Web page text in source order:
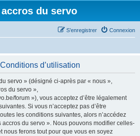
accros du servo
Connexion
S’enregistrer
d’utilisation
servo » (désigné ci-après par « nous »,
du servo »,
forum »), vous acceptez d’être légalement
Si vous n’acceptez pas d’être
les conditions suivantes, alors n’accédez
accros du servo ». Nous pouvons modifier celles-
nous ferons tout pour que vous en soyez